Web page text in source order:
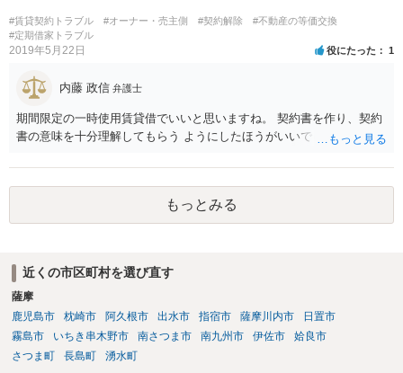
#賃貸契約トラブル #オーナー・売主側 #契約解除
#不動産の等価交換
#定期借家トラブル
2019年5月22日 役にたった 1
内藤 政信 弁護士
期間限定の一時使用賃貸借でいいと思いますね。 契約書を作り、契約
書の意味を十分理解してもらう ようにしたほうがいいでしょう。
もっとみる
近くの市区町村を選び直す
薩摩
鹿児島市
枕崎市 阿久根市 出水市 指宿市 薩摩川内市
日置市
霧島市
いちき串木野市 南さつま市 南九州市 伊佐市
姶良市
さつま町
長島町 湧水町